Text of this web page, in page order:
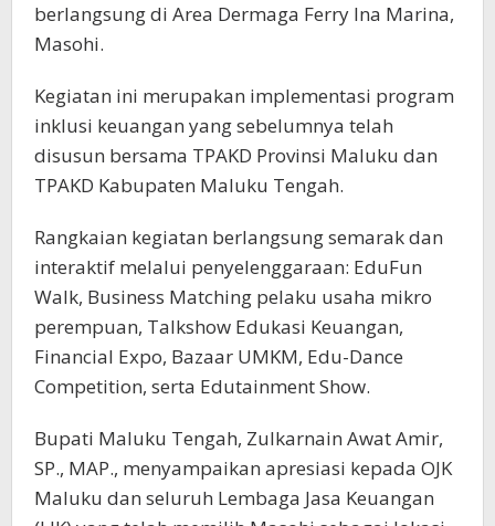
berlangsung di Area Dermaga Ferry Ina Marina,
Masohi.
Kegiatan ini merupakan implementasi program
inklusi keuangan yang sebelumnya telah
disusun bersama TPAKD Provinsi Maluku dan
TPAKD Kabupaten Maluku Tengah.
Rangkaian kegiatan berlangsung semarak dan
interaktif melalui penyelenggaraan: EduFun
Walk, Business Matching pelaku usaha mikro
perempuan, Talkshow Edukasi Keuangan,
Financial Expo, Bazaar UMKM, Edu-Dance
Competition, serta Edutainment Show.
Bupati Maluku Tengah, Zulkarnain Awat Amir,
SP., MAP., menyampaikan apresiasi kepada OJK
Maluku dan seluruh Lembaga Jasa Keuangan